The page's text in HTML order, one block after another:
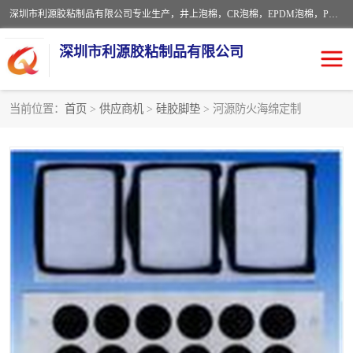
深圳市利源胶粘制品有限公司专业生产，井上泡棉，CR泡棉，EPDM泡棉，PORON泡棉厚度剖切，公差正负0.1mm，硅胶条，脚垫，异形一次成型，雕刻EVA海绵；包装材料:精密仪器、医疗器具、运输时缓冲、防震材料。建筑:住房装潢材料、房屋门窗密封；轻便、强韧性：轻便并且具有较强的韧性，良好的耐油性与耐溶剂性。隔热性：导热性低具有优越的保温性，具有的回弹性。
深圳市利源胶粘制品有限公司
当前位置： 首页 > 供应商机 > 硅胶脚垫 > 河源防火海绵定制
PORON泡棉 防火海绵
佛橡胶泡棉